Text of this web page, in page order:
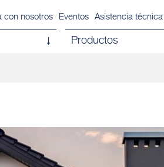
con nosotros Eventos Asistencia técnica
Productos